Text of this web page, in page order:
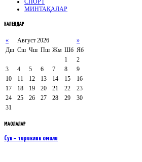
СПОРТ
МИНТАҚАЛАР
КАЛЕНДАР
« Август 2026
»
Дш Сш Чш Пш Жм Шб Яб
1
2
3
4 5 6 7 8
9
10
11 12 13 14 15
16
17
18 19 20 21 22
23
24
25 26 27 28 29
30
31
МАҚОЛАЛАР
Сув – тириклик омили